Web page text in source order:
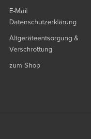
E-Mail
Datenschutzerklärung
Altgeräteentsorgung &
Verschrottung
zum Shop